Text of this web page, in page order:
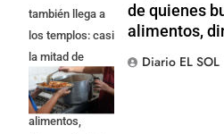
también llega a
los templos: casi
la mitad de
quienes buscan
ayuda pide
alimentos,
de quienes
alimentos,
Diario EL SOL